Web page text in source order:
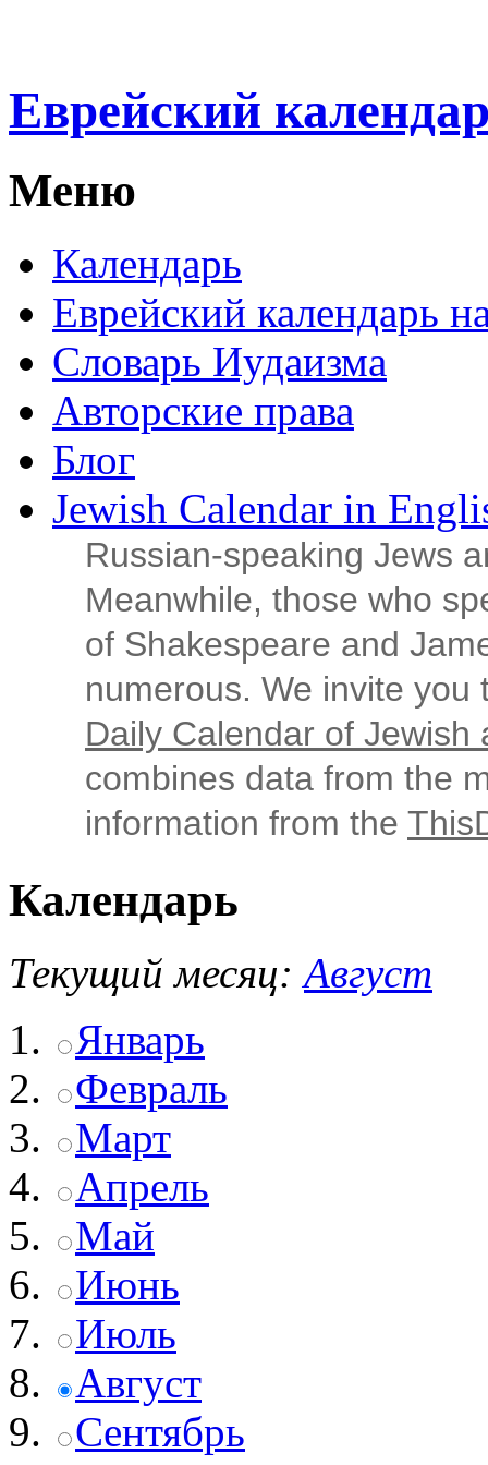
Еврейский
Меню
Календарь
Еврейский календарь
Словарь Иудаизма
Авторские права
Блог
Jewish Calendar in
Russian‑speaking Jews
Meanwhile, those who
of Shakespeare and
numerous. We invite
Daily Calendar of Jewish
combines data from the
information from the
Календарь
Текущий месяц: Август
Январь
Февраль
Март
Апрель
Май
Июнь
Июль
Август
Сентябрь